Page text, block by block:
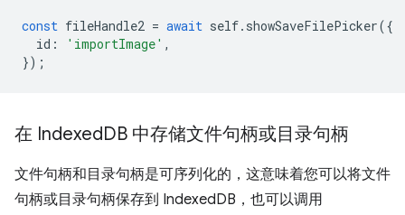
const fileHandle2 = await self. showSaveFilePicker({
id : 'importImage' ,
});
在 IndexedDB 中存储文件句柄或目录句柄
文件句柄和目录句柄是可序列化的，这意味着您可以将文件
句柄或目录句柄保存到 IndexedDB，也可以调用